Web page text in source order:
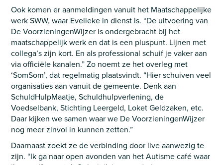
Ook komen er aanmeldingen vanuit het Maatschappelijke
werk SWW, waar Evelieke in dienst is. “De uitvoering van
De VoorzieningenWijzer is ondergebracht bij het
maatschappelijk werk en dat is een pluspunt. Lijnen met
collega’s zijn kort. En als professional schuif je vaker aan
via officiële kanalen.” Zo noemt ze het overleg met
‘SomSom’, dat regelmatig plaatsvindt. “Hier schuiven veel
organisaties aan vanuit de gemeente. Denk aan
SchuldHulpMaatje, Schuldhulpverlening, de
Voedselbank, Stichting Leergeld, Loket Geldzaken, etc.
Daar kijken we samen waar we De VoorzieningenWijzer
nog meer zinvol in kunnen zetten.”
Daarnaast zoekt ze de verbinding door live aanwezig te
zijn. “Ik ga naar open avonden van het Autisme café waar